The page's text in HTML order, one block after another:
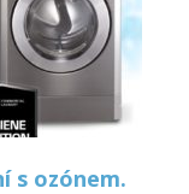
s ozónem.